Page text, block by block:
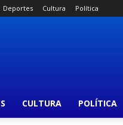
Deportes Cultura Política
CULTURA POLÍTICA